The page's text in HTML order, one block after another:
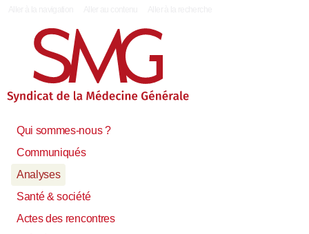
Qui sommes-nous ?
Communiqués
Analyses
Santé & société
Actes des rencontres